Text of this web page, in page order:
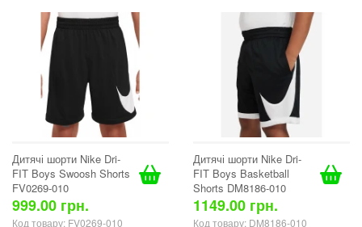
Дитячі шорти Nike Dri-
FIT Boys Swoosh Shorts
FV0269-010
999.00 грн.
Код товару: FV0269-010
Дитячі шорти Nike Dri-
FIT Boys Basketball
Shorts DM8186-010
1149.00 грн.
Код товару: DM8186-010